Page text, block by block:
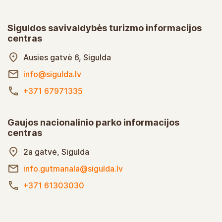
Siguldos savivaldybės turizmo informacijos
centras
Ausies gatvė 6, Sigulda
info@sigulda.lv
+371 67971335
Gaujos nacionalinio parko informacijos
centras
2a gatvė, Sigulda
info.gutmanala@sigulda.lv
+371 61303030